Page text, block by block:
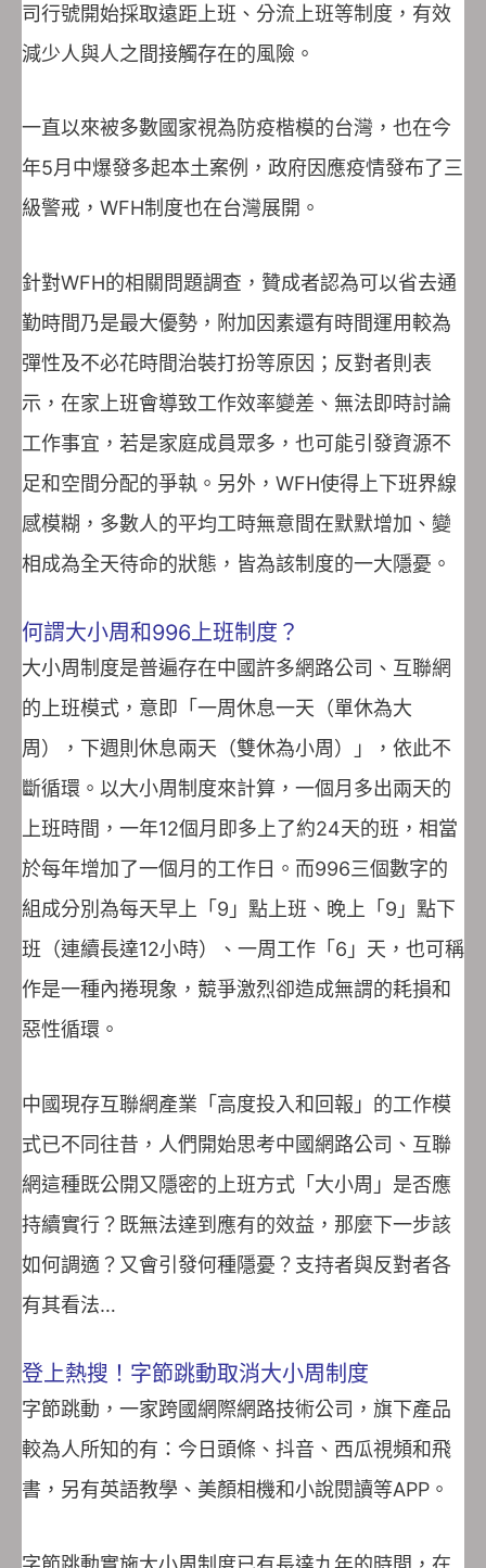
司行號開始採取遠距上班、分流上班等制度，有效
減少人與人之間接觸存在的風險。
一直以來被多數國家視為防疫楷模的台灣，也在今
年5月中爆發多起本土案例，政府因應疫情發布了三
級警戒，WFH制度也在台灣展開。
針對WFH的相關問題調查，贊成者認為可以省去通
勤時間乃是最大優勢，附加因素還有時間運用較為
彈性及不必花時間治裝打扮等原因；反對者則表
示，在家上班會導致工作效率變差、無法即時討論
工作事宜，若是家庭成員眾多，也可能引發資源不
足和空間分配的爭執。另外，WFH使得上下班界線
感模糊，多數人的平均工時無意間在默默增加、變
相成為全天待命的狀態，皆為該制度的一大隱憂。
何謂大小周和996上班制度？
大小周制度是普遍存在中國許多網路公司、互聯網
的上班模式，意即「一周休息一天（單休為大
周），下週則休息兩天（雙休為小周）」，依此不
斷循環。以大小周制度來計算，一個月多出兩天的
上班時間，一年12個月即多上了約24天的班，相當
於每年增加了一個月的工作日。而996三個數字的
組成分別為每天早上「9」點上班、晚上「9」點下
班（連續長達12小時）、一周工作「6」天，也可稱
作是一種內捲現象，競爭激烈卻造成無謂的耗損和
惡性循環。
中國現存互聯網產業「高度投入和回報」的工作模
式已不同往昔，人們開始思考中國網路公司、互聯
網這種既公開又隱密的上班方式「大小周」是否應
持續實行？既無法達到應有的效益，那麼下一步該
如何調適？又會引發何種隱憂？支持者與反對者各
有其看法…
登上熱搜！字節跳動取消大小周制度
字節跳動，一家跨國網際網路技術公司，旗下產品
較為人所知的有：今日頭條、抖音、西瓜視頻和飛
書，另有英語教學、美顏相機和小說閱讀等APP。